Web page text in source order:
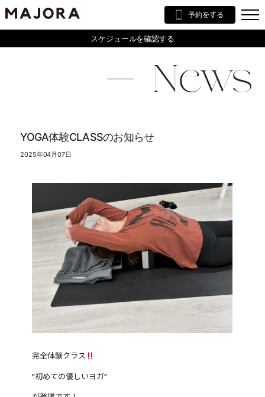
スケジュールを確認する
News
YOGA体験CLASSのお知らせ
2025年04月07日
完全体験クラス
“初めての優しいヨガ”